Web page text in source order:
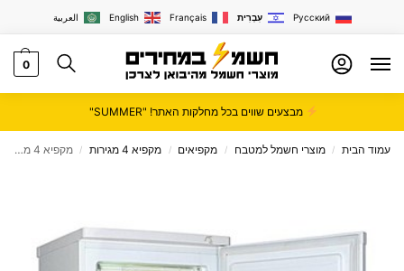
العربية English Français עִבְרִית Русский
0
מבצעים שווים בכל מחלקות האתר! "SUMMER"
עמוד הבית / מוצרי חשמל למטבח / מקפיאים / מקפיא 4 מגירות / מקפיא 4 מגירות Sachs דגם EFR-204